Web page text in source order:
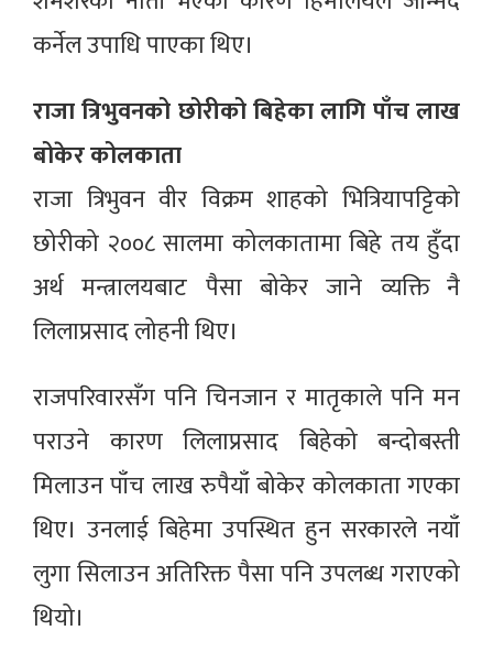
कर्नेल उपाधि पाएका थिए।
राजा त्रिभुवनको छोरीको बिहेका लागि पाँच लाख
बोकेर कोलकाता
राजा त्रिभुवन वीर विक्रम शाहको भित्रियापट्टिको
छोरीको २००८ सालमा कोलकातामा बिहे तय हुँदा
अर्थ मन्त्रालयबाट पैसा बोकेर जाने व्यक्ति नै
लिलाप्रसाद लोहनी थिए।
राजपरिवारसँग पनि चिनजान र मातृकाले पनि मन
पराउने कारण लिलाप्रसाद बिहेको बन्दोबस्ती
मिलाउन पाँच लाख रुपैयाँ बोकेर कोलकाता गएका
थिए। उनलाई बिहेमा उपस्थित हुन सरकारले नयाँ
लुगा सिलाउन अतिरिक्त पैसा पनि उपलब्ध गराएको
थियो।